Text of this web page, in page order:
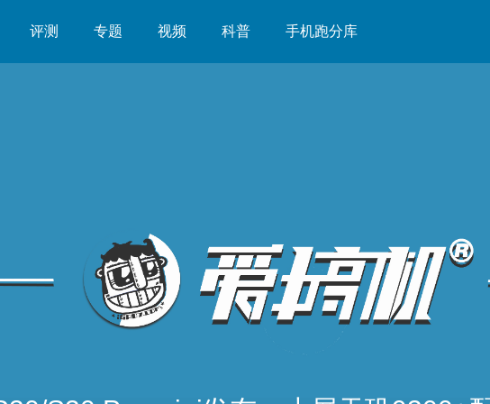
评测 专题 视频 科普 手机跑分库